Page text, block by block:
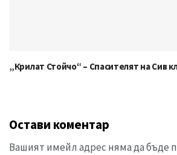
„Крилат Стойчо“ – Спасителят на Сив
Остави коментар
Вашият имейл адрес няма да бъде